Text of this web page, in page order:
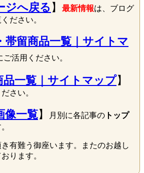
ジへ戻る 】 最新情報は、ブログ
ださい。
帯留商品一覧｜サイトマ
ご活用ください。
品一覧｜サイトマップ】
さい。
像一覧】 月別に各記事の トップ
有難う御座います。またのお越し
ります。